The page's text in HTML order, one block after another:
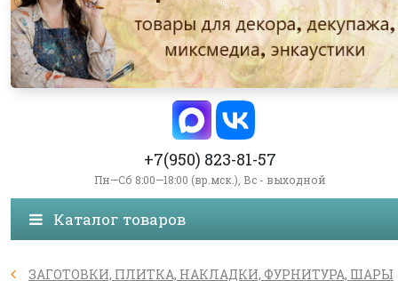
+7(950) 823-81-57
Пн—Сб 8:00—18:00 (вр.мск.), Вс - выходной
Каталог товаров
ЗАГОТОВКИ, ПЛИТКА, НАКЛАДКИ, ФУРНИТУРА, ШАРЫ